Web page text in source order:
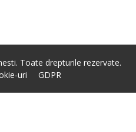
Toate drepturile rezervate.
uri
GDPR